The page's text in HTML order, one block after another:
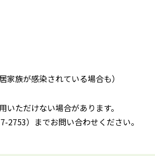
家族が感染されている場合も）
ただけない場合があります。
2753）までお問い合わせください。